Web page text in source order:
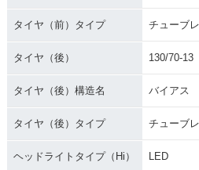
タイヤ（前）タイプ チューブ
タイヤ（後） 130/70-13
タイヤ（後）構造名 バイアス
タイヤ（後）タイプ チューブ
ヘッドライトタイプ（Hi） LED